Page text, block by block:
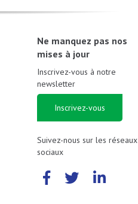
Ne manquez pas nos
mises à jour
Inscrivez-vous à notre
newsletter
Inscrivez-vous
Suivez-nous sur les réseaux
sociaux